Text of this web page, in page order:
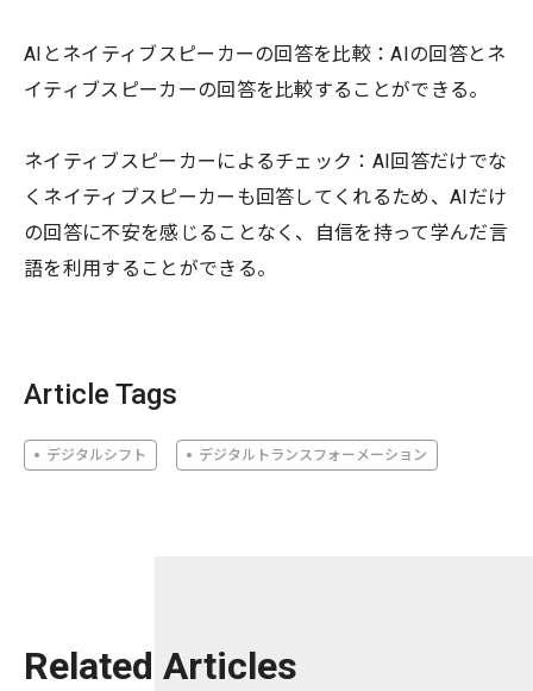
AIとネイティブスピーカーの回答を比較：AIの回答とネ
イティブスピーカーの回答を比較することができる。
ネイティブスピーカーによるチェック：AI回答だけでな
くネイティブスピーカーも回答してくれるため、AIだけ
の回答に不安を感じることなく、自信を持って学んだ言
語を利用することができる。
Article Tags
デジタルシフト デジタルトランスフォーメーション
Related Articles